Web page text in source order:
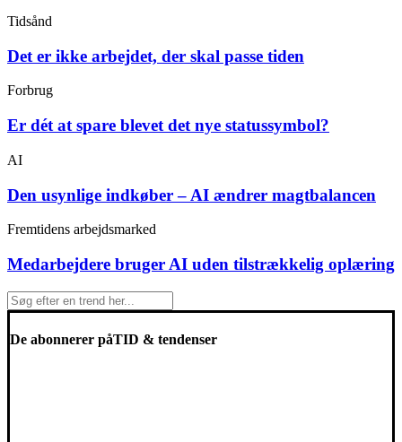
Tidsånd
Det er ikke arbejdet, der skal passe tiden
Forbrug
Er dét at spare blevet det nye statussymbol?
AI
Den usynlige indkøber – AI ændrer magtbalancen
Fremtidens arbejdsmarked
Medarbejdere bruger AI uden tilstrækkelig oplæring
De abonnerer påTID & tendenser